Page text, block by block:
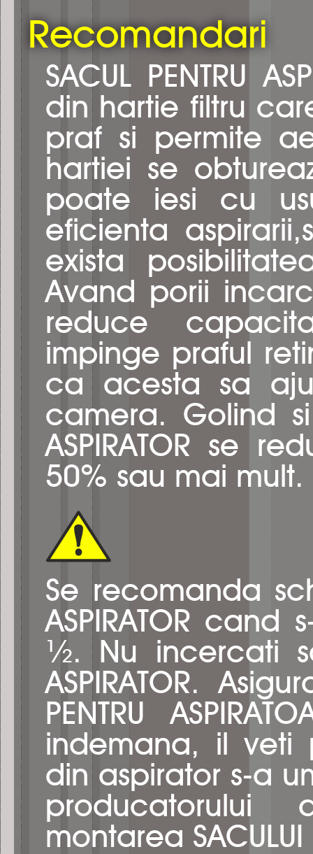
Recomandari
SACUL PENTRU
din hartie filtru
praf si permite
hartiei se
poate iesi cu
eficienta
exista
Avand porii
reduce
impinge praful
ca acesta sa
camera. Golind si
ASPIRATOR se
50% sau mai mult.
Se recomanda
ASPIRATOR
½. Nu incercati sa
ASPIRATOR.
PENTRU
indemana, il veti
din aspirator s-a
producatorului
montarea SACULUI